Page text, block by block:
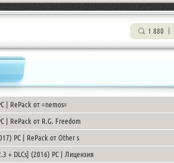
1 880
| RePack от =nemos=
| RePack от R.G. Freedom
PC | RePack от Other s
+ DLCs] (2016) PC | Лицензия